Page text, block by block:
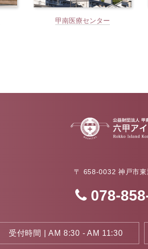
甲南医療センター
〒 658-0032 神戸市
078-
受付時間 | AM 8:30 - AM 11:30